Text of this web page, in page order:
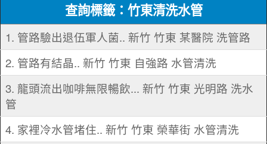
查詢標籤：竹東清洗水管
1. 管路驗出退伍軍人菌.. 新竹 竹東 某醫院 洗管路
2. 管路有結晶.. 新竹 竹東 自強路 水管清洗
3. 龍頭流出咖啡無限暢飲... 新竹 竹東 光明路 洗水
管
4. 家裡冷水管堵住.. 新竹 竹東 榮華街 水管清洗